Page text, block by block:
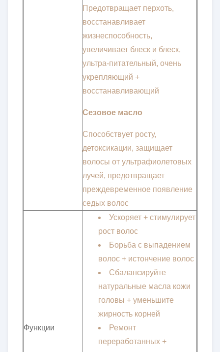
Предотвращает перхоть,
восстанавливает
жизнеспособность,
увеличивает блеск и блеск,
ультра-питательный, очень
укрепляющий +
восстанавливающий
Сезовое масло
Способствует росту,
детоксикации, защищает
волосы от ультрафиолетовых
лучей, предотвращает
преждевременное появление
седых волос
Функции
Ускоряет + стимулирует
рост волос
Борьба с выпадением
волос + истончение волос
Сбалансируйте
натуральные масла кожи
головы + уменьшите
жирность корней
Ремонт
переработанных +